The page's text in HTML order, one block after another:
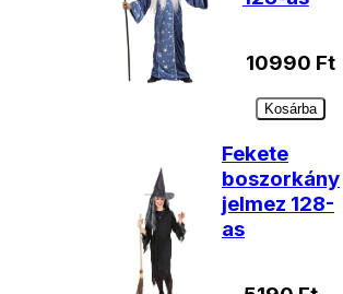
10990 Ft
Kosárba
Fekete
boszorkány
jelmez 128-
as